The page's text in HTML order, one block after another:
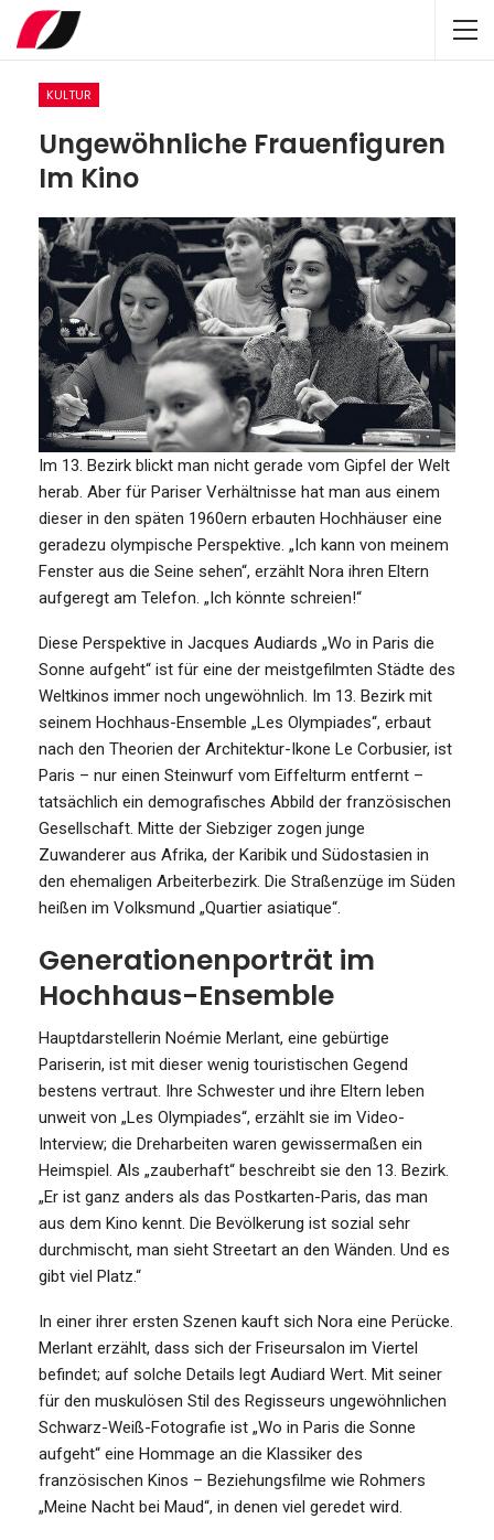
KULTUR
Ungewöhnliche Frauenfiguren
Im Kino
Im 13. Bezirk blickt man nicht gerade vom Gipfel der Welt
herab. Aber für Pariser Verhältnisse hat man aus einem
dieser in den späten 1960ern erbauten Hochhäuser eine
geradezu olympische Perspektive. „Ich kann von meinem
Fenster aus die Seine sehen“, erzählt Nora ihren Eltern
aufgeregt am Telefon. „Ich könnte schreien!“
Diese Perspektive in Jacques Audiards „Wo in Paris die
Sonne aufgeht“ ist für eine der meistgefilmten Städte des
Weltkinos immer noch ungewöhnlich. Im 13. Bezirk mit
seinem Hochhaus-Ensemble „Les Olympiades“, erbaut
nach den Theorien der Architektur-Ikone Le Corbusier, ist
Paris – nur einen Steinwurf vom Eiffelturm entfernt –
tatsächlich ein demografisches Abbild der französischen
Gesellschaft. Mitte der Siebziger zogen junge
Zuwanderer aus Afrika, der Karibik und Südostasien in
den ehemaligen Arbeiterbezirk. Die Straßenzüge im Süden
heißen im Volksmund „Quartier asiatique“.
Generationenporträt im
Hochhaus-Ensemble
Hauptdarstellerin Noémie Merlant, eine gebürtige
Pariserin, ist mit dieser wenig touristischen Gegend
bestens vertraut. Ihre Schwester und ihre Eltern leben
unweit von „Les Olympiades“, erzählt sie im Video-
Interview; die Dreharbeiten waren gewissermaßen ein
Heimspiel. Als „zauberhaft“ beschreibt sie den 13. Bezirk.
„Er ist ganz anders als das Postkarten-Paris, das man
aus dem Kino kennt. Die Bevölkerung ist sozial sehr
durchmischt, man sieht Streetart an den Wänden. Und es
gibt viel Platz.“
In einer ihrer ersten Szenen kauft sich Nora eine Perücke.
Merlant erzählt, dass sich der Friseursalon im Viertel
befindet; auf solche Details legt Audiard Wert. Mit seiner
für den muskulösen Stil des Regisseurs ungewöhnlichen
Schwarz-Weiß-Fotografie ist „Wo in Paris die Sonne
aufgeht“ eine Hommage an die Klassiker des
französischen Kinos – Beziehungsfilme wie Rohmers
„Meine Nacht bei Maud“, in denen viel geredet wird.